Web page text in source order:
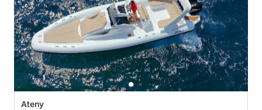
Ateny